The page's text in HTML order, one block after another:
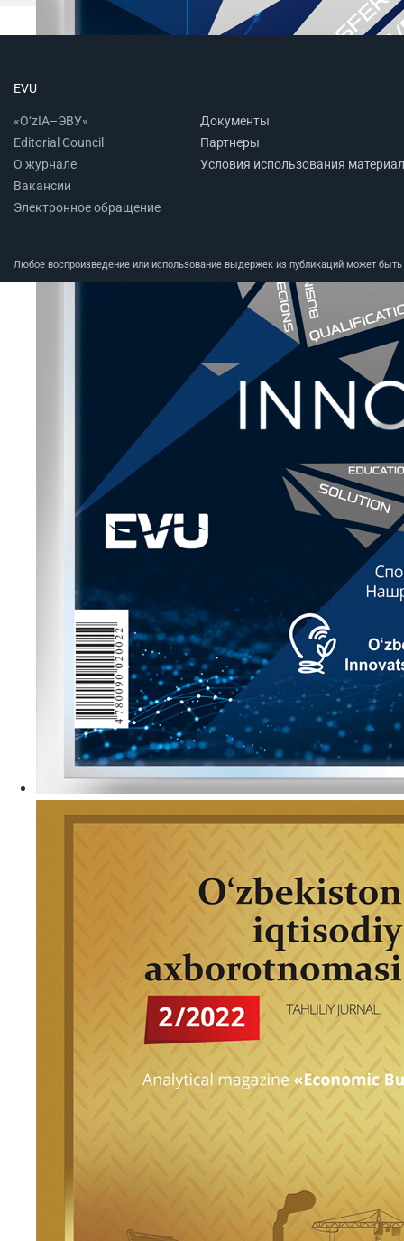
EVU
«O‘zIA–ЭВУ»
Editorial Council
О журнале
Вакансии
Электронное обращение
Документы
Партнеры
Условия использования
Любое воспроизведение или использование выдержек из публикаций может